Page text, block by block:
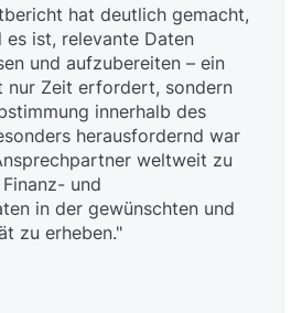
hat deutlich gemacht,
ist, relevante Daten
und aufzubereiten – ein
nur Zeit erfordert, sondern
innerhalb des
herausfordernd war
weltweit zu
und
in der gewünschten und
zu erheben."